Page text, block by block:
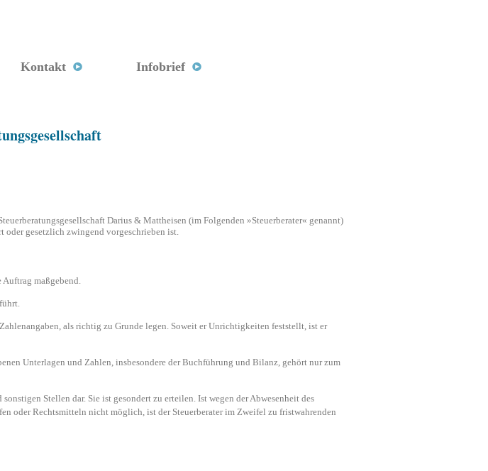
Kontakt Infobrief
Darius & Mattheisen (im Folgenden »Steuerberater« genannt)
gesetzlich zwingend vorgeschrieben ist.
Auftrag maßgebend.
als richtig zu Grunde legen. Soweit er Unrichtigkeiten feststellt, ist er
Unterlagen und Zahlen, insbesondere der Buchführung und Bilanz, gehört nur zum
Stellen dar. Sie ist gesondert zu erteilen. Ist wegen der Abwesenheit des
oder Rechtsmitteln nicht möglich, ist der Steuerberater im Zweifel zu fristwahrenden